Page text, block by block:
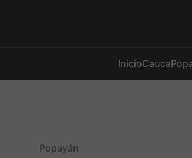
InicioCauca
Popayán